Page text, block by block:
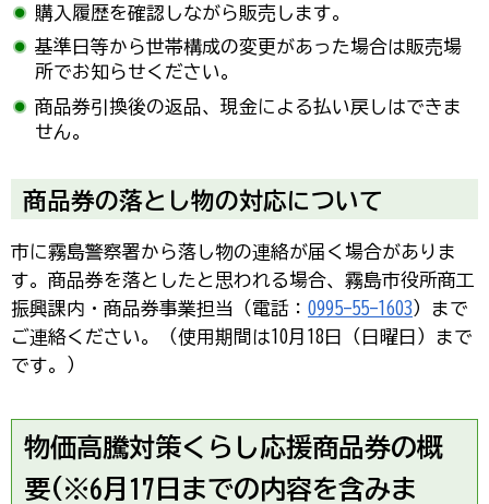
購入履歴を確認しながら販売します。
基準日等から世帯構成の変更があった場合は販売場
所でお知らせください。
商品券引換後の返品、現金による払い戻しはできま
せん。
商品券の落とし物の対応について
市に霧島警察署から落し物の連絡が届く場合がありま
す。商品券を落としたと思われる場合、霧島市役所商工
振興課内・商品券事業担当（電話： 0995-55-1603 ）まで
ご連絡ください。（使用期間は10月18日（日曜日）まで
です。）
物価高騰対策くらし応援商品券の概
要(※6月17日までの内容を含みま